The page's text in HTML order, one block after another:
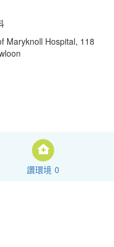
Maryknoll Hospital, 118
讚環境 0